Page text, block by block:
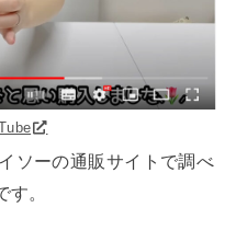
ソーの通販サイトで調べ
。